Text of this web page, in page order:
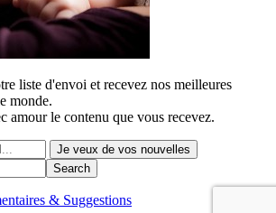
liste d'envoi et recevez nos meilleures
monde.
amourle contenu que vous recevez.
& Suggestions